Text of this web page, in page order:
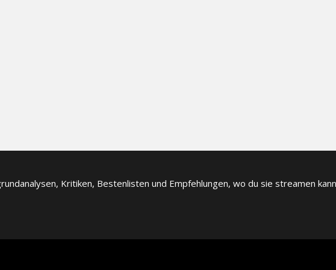
Kritiken, Bestenlisten und Empfehlungen, wo du sie streamen